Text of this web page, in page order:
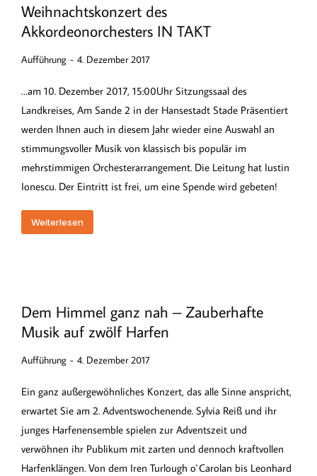
Weihnachtskonzert des
Akkordeonorchesters IN TAKT
Aufführung 4. Dezember 2017
…am 10. Dezember 2017, 15:00Uhr Sitzungssaal des
Landkreises, Am Sande 2 in der Hansestadt Stade Präsentiert
werden Ihnen auch in diesem Jahr wieder eine Auswahl an
stimmungsvoller Musik von klassisch bis populär im
mehrstimmigen Orchesterarrangement. Die Leitung hat Iustin
Ionescu. Der Eintritt ist frei, um eine Spende wird gebeten!
Weiterlesen
Dem Himmel ganz nah – Zauberhafte
Musik auf zwölf Harfen
Aufführung 4. Dezember 2017
Ein ganz außergewöhnliches Konzert, das alle Sinne anspricht,
erwartet Sie am 2. Adventswochenende. Sylvia Reiß und ihr
junges Harfenensemble spielen zur Adventszeit und
verwöhnen ihr Publikum mit zarten und dennoch kraftvollen
Harfenklängen. Von dem Iren Turlough o`Carolan bis Leonhard